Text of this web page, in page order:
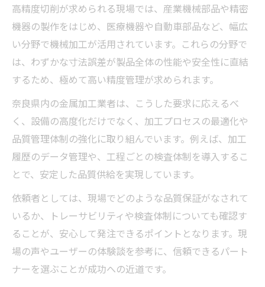
高精度切削が求められる現場では、産業機械部品や精密
機器の製作をはじめ、医療機器や自動車部品など、幅広
い分野で機械加工が活用されています。これらの分野で
は、わずかな寸法誤差が製品全体の性能や安全性に直結
するため、極めて高い精度管理が求められます。
奈良県内の金属加工業者は、こうした要求に応えるべ
く、設備の高度化だけでなく、加工プロセスの最適化や
品質管理体制の強化に取り組んでいます。例えば、加工
履歴のデータ管理や、工程ごとの検査体制を導入するこ
とで、安定した品質供給を実現しています。
依頼者としては、現場でどのような品質保証がなされて
いるか、トレーサビリティや検査体制についても確認す
ることが、安心して発注できるポイントとなります。現
場の声やユーザーの体験談を参考に、信頼できるパート
ナーを選ぶことが成功への近道です。